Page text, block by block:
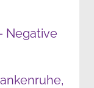
Negative